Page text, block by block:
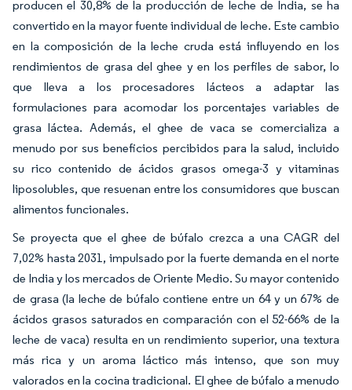
producen el 30,8% de la producción de leche de India, se ha
convertido en la mayor fuente individual de leche. Este cambio
en la composición de la leche cruda está influyendo en los
rendimientos de grasa del ghee y en los perfiles de sabor, lo
que lleva a los procesadores lácteos a adaptar las
formulaciones para acomodar los porcentajes variables de
grasa láctea. Además, el ghee de vaca se comercializa a
menudo por sus beneficios percibidos para la salud, incluido
su rico contenido de ácidos grasos omega-3 y vitaminas
liposolubles, que resuenan entre los consumidores que buscan
alimentos funcionales.
Se proyecta que el ghee de búfalo crezca a una CAGR del
7,02% hasta 2031, impulsado por la fuerte demanda en el norte
de India y los mercados de Oriente Medio. Su mayor contenido
de grasa (la leche de búfalo contiene entre un 64 y un 67% de
ácidos grasos saturados en comparación con el 52-66% de la
leche de vaca) resulta en un rendimiento superior, una textura
más rica y un aroma láctico más intenso, que son muy
valorados en la cocina tradicional. El ghee de búfalo a menudo